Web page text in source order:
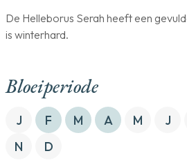
De Helleborus Serah heeft een
is winterhard.
Bloeiperiode
J F M A M J
N
D